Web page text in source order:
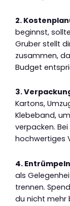
2.
beginnst,
Gruber stellt
zusammen,
Budget
3.
Kartons,
Klebeband,
verpacken.
hochwertiges
4.
als
trennen.
du nicht mehr